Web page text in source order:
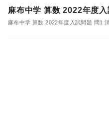
麻布中学 算数 2022年度
麻布中学 算数 2022年度入試問題 問1